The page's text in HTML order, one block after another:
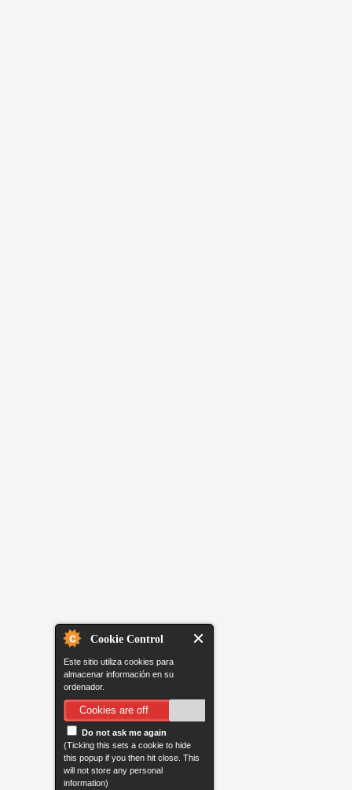
Cookie Control
Este sitio utiliza cookies para
almacenar información en su
ordenador.
Cookies are off
Do not ask me again
(Ticking this sets a cookie to hide
this popup if you then hit close. This
will not store any personal
information)